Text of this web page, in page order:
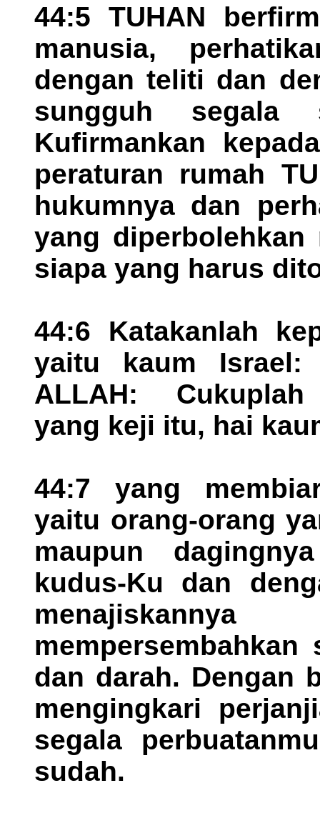
44:5 TUHAN
manusia,
dengan teliti dan
sungguh segala
Kufirmankan
peraturan rumah
hukumnya dan
yang
siapa yang harus
44:6 Katakanlah
yaitu kaum Israel:
ALLAH: Cukuplah
yang keji itu, hai
44:7 yang
yaitu orang-orang
maupun
kudus-Ku dan
dan darah. Dengan
mengingkari
segala
sudah.